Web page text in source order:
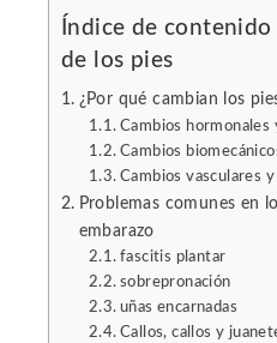
Índice de
de los pies
¿Por qué cambian los
Cambios hormonales
Cambios
Cambios vasculares
Problemas comunes en
embarazo
fascitis plantar
sobrepronación
uñas encarnadas
Callos, callos y